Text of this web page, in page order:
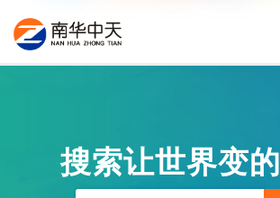
搜索让世界变